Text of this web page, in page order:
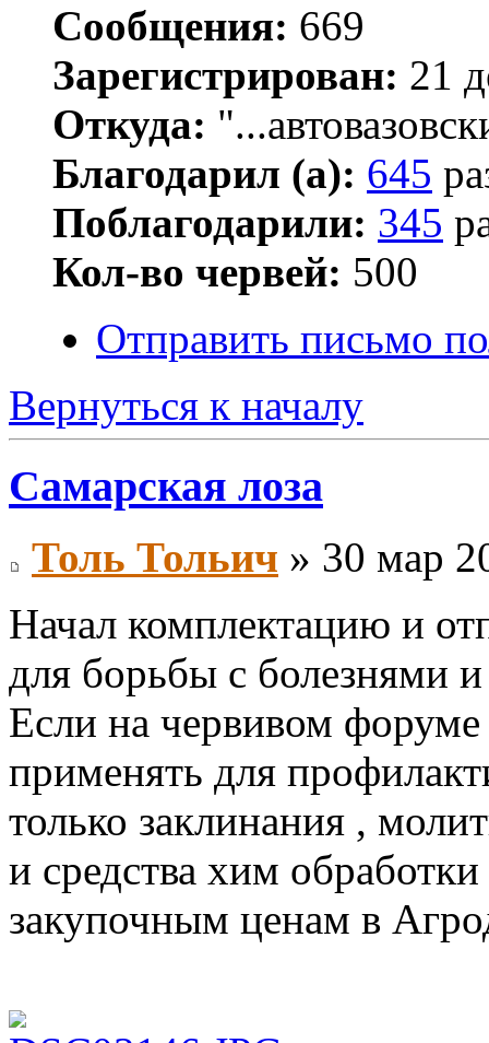
Сообщения: 669
Зарегистрирован: 21
Откуда:
Благодарил (а): 645
Поблагодарили: 345
Кол-во червей: 500
Отправить письмо
Вернуться к началу
Самарская лоза
Толь Тольич » 30 мар
Начал комплектацию и
для борьбы с болезнями
Если на червивом
применять для
только заклинания ,
и средства хим
закупочным ценам в